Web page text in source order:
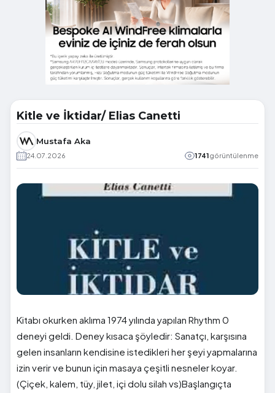
Kitle ve İktidar/ Elias Canetti
Mustafa Aka
24.07.2026 1741görüntülenme
Kitabı okurken aklıma 1974 yılında yapılan Rhythm 0
deneyi geldi. Deney kısaca şöyledir: Sanatçı, karşısına
gelen insanların kendisine istedikleri her şeyi yapmalarına
izin verir ve bunun için masaya çeşitli nesneler koyar.
(Çiçek, kalem, tüy, jilet, içi dolu silah vs)Başlangıçta